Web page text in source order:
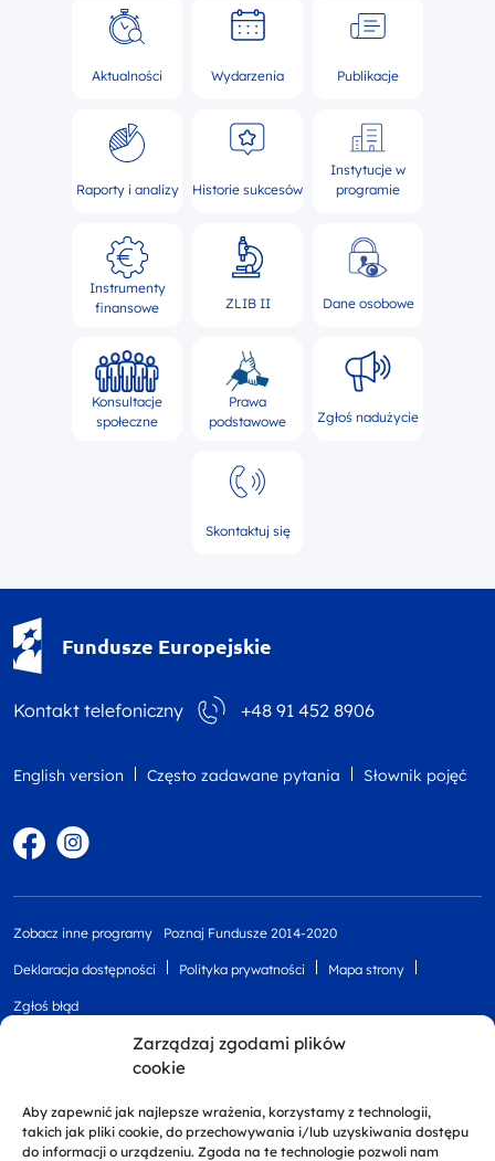
Zarządzaj zgodami plików
cookie
Aby zapewnić jak najlepsze wrażenia, korzystamy z technologii,
takich jak pliki cookie, do przechowywania i/lub uzyskiwania dostępu
do informacji o urządzeniu. Zgoda na te technologie pozwoli nam
Aktualności Wydarzenia Publikacje
Raporty i analizy Historie sukcesów
Instytucje w
programie
Instrumenty
finansowe
ZLIB II Dane osobowe
Konsultacje
społeczne
Prawa
podstawowe
Zgłoś nadużycie
Skontaktuj się
Fundusze Europejskie
Kontakt telefoniczny +48 91 452 8906
English version Często zadawane pytania Słownik pojęć
FacebookInstagram
Zobacz inne programy Poznaj Fundusze 2014-2020
Deklaracja dostępności Polityka prywatności Mapa strony
Zgłoś błąd